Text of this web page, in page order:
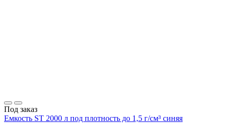
Под заказ
Емкость ST 2000 л под плотность до 1,5 г/см³ синяя